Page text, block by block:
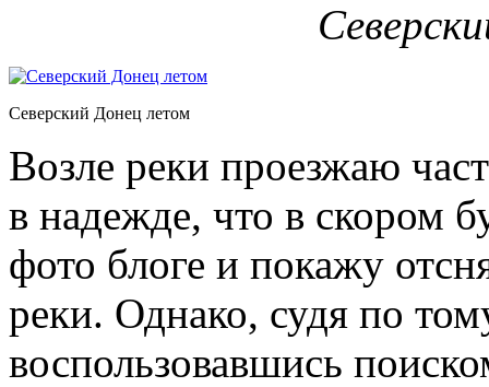
Северский Донец летом
Возле реки проезжаю
в надежде, что в скором
фото блоге и покажу
реки. Однако, судя по
воспользовавшись